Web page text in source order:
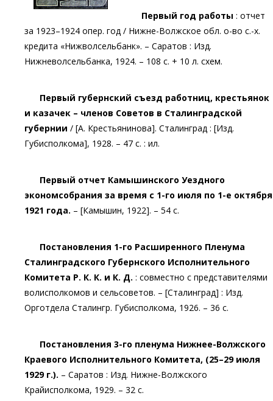
Первый год работы : отчет
за 1923–1924 опер. год / Нижне-Волжское обл. о-во с.-х.
кредита «Нижволсельбанк». – Саратов : Изд.
Нижневолсельбанка, 1924. – 108 с. + 10 л. схем.
Первый губернский съезд работниц, крестьянок
и казачек – членов Советов в Сталинградской
губернии / [А. Крестьянинова]. Сталинград : [Изд.
Губисполкома], 1928. – 47 с. : ил.
Первый отчет Камышинского Уездного
экономсобрания за время с 1-го июля по 1-е октября
1921 года. – [Камышин, 1922]. – 54 с.
Постановления 1-го Расширенного Пленума
Сталинградского Губернского Исполнительного
Комитета Р. К. К. и К. Д. : совместно с представителями
волисполкомов и сельсоветов. – [Сталинград] : Изд.
Орготдела Сталингр. Губисполкома, 1926. – 36 с.
Постановления 3-го пленума Нижнее-Волжского
Краевого Исполнительного Комитета, (25–29 июля
1929 г.). – Саратов : Изд. Нижне-Волжского
Крайисполкома, 1929. – 32 с.